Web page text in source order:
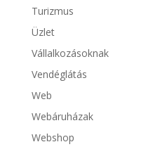
Turizmus
Üzlet
Vállalkozásoknak
Vendéglátás
Web
Webáruházak
Webshop